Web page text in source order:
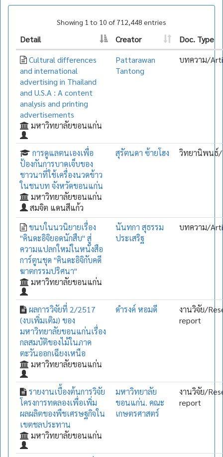
Showing 1 to 10 of 712,448 entries
Detail Creator
Doc. Type
Cultural differences
and international
advertising in Thailand
and U.S.A : A content
analysis and printing
advertisements
มหาวิทยาลัยขอนแก่น
Pattarawan
Tantong
บทความ/
การดูแลตนเองเพื่อ
ป้องกันการบาดเจ็บของ
ชาวนาที่ใช้เครื่องนวดข้าว
ในชนบท จังหวัดขอนแก่น
มหาวิทยาลัยขอนแก่น
สมจิต แดนสีแก้ว
สุรัตนดา ซ้ายโฮง วิทยานิพนธ์/
ขนบในนวนิยายเรื่อง
"คินดะอิจิยอดนักสืบ" สู่
ความแปลกใหม่ในหนังสือ
การ์ตูนชุด "คินดะอิจิกับคดี
ฆาตกรรมปริศนา"
มหาวิทยาลัยขอนแก่น
นันทกา สุธรรม
ประเสริฐ
บทความ/
ผลการวิจัยที่ 2/2517
(งบเพิ่มเติม) ของ
มหาวิทยาลัยขอนแก่นเรื่อง
กลสมบัติของไม้ในภาค
ตะวันออกเฉียงเหนือ
มหาวิทยาลัยขอนแก่น
ดำรงค์ หอมดี
งานวิจัย/
report
รายงานเบื้องต้นการวิจัย
โครงการทดลองเพื่อเพิ่ม
ผลผลิตของพืชเศรษฐกิจใน
เขตชลประทาน
มหาวิทยาลัยขอนแก่น
มหาวิทยาลัย
ขอนแก่น. คณะ
เกษตรศาสตร์
งานวิจัย/
report